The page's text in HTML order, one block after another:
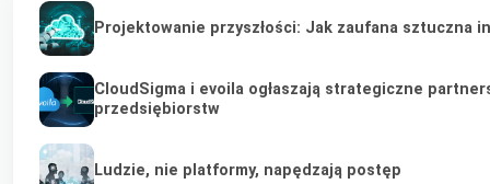
Projektowanie przyszłości: Jak zaufana
CloudSigma i evoila ogłaszają strategiczne
przedsiębiorstw
Ludzie, nie platformy, napędzają postęp